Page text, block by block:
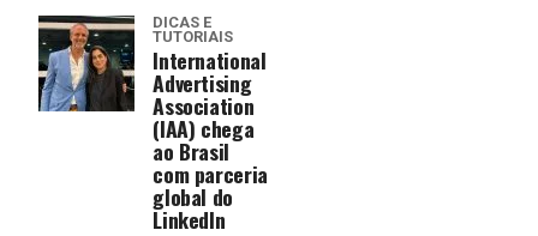
DICAS E
TUTORIAIS
International
Advertising
Association
(IAA) chega
ao Brasil
com parceria
global do
LinkedIn